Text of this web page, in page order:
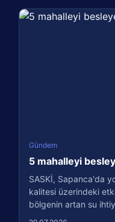
Gündem
5 mahalleyi
SASKİ, Sapanca'da
kalitesi üzerindeki
bölgenin artan su